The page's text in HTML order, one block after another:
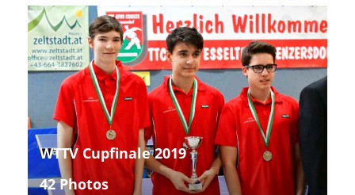
WTTV Cupfinale 2019
42 Photos